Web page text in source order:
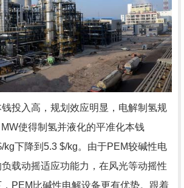
投入高，规划效应明显，电解制氢规
使得制氢并液化的平准化本钱
kg下降到5.3 $/kg。由于PEM较碱性电
载动摇适应功能力，在风光等动摇性
PEM比碱性电解设备更有优势。跟着